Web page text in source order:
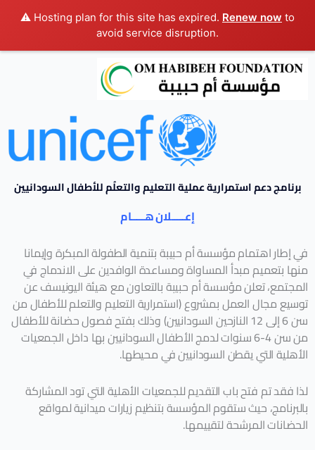
⚠️ Hosting plan for this site has expired. Renew now to
avoid service disruption.
برنامج دعم استمرارية عملية التعليم والتعلُم للأطفال السودانيين
إعـــــلان هـــــام
في إطار اهتمام مؤسسة أم حبيبة بتنمية الطفولة المبكرة وإيمانا
منها بتعميم مبدأ المساواة ومساعدة الوافدين على الاندماج في
المجتمع، تعلن مؤسسة أم حبيبة بالتعاون مع هيئة اليونيسف عن
توسيع مجال العمل بمشروع (استمرارية التعليم والتعلم للأطفال من
سن 6 إلى 12 النازحين السودانيين) وذلك بفتح فصول حضانة للأطفال
من سن 4-6 سنوات لدمج الأطفال السودانيين بها داخل الجمعيات
الأهلية التي يقطن السودانيين في محيطها.
لذا فقد تم فتح باب التقديم للجمعيات الأهلية التي تود المشاركة
بالبرنامج، حيث ستقوم المؤسسة بتنظيم زيارات ميدانية لمواقع
الحضانات المرشحة لتقييمها.